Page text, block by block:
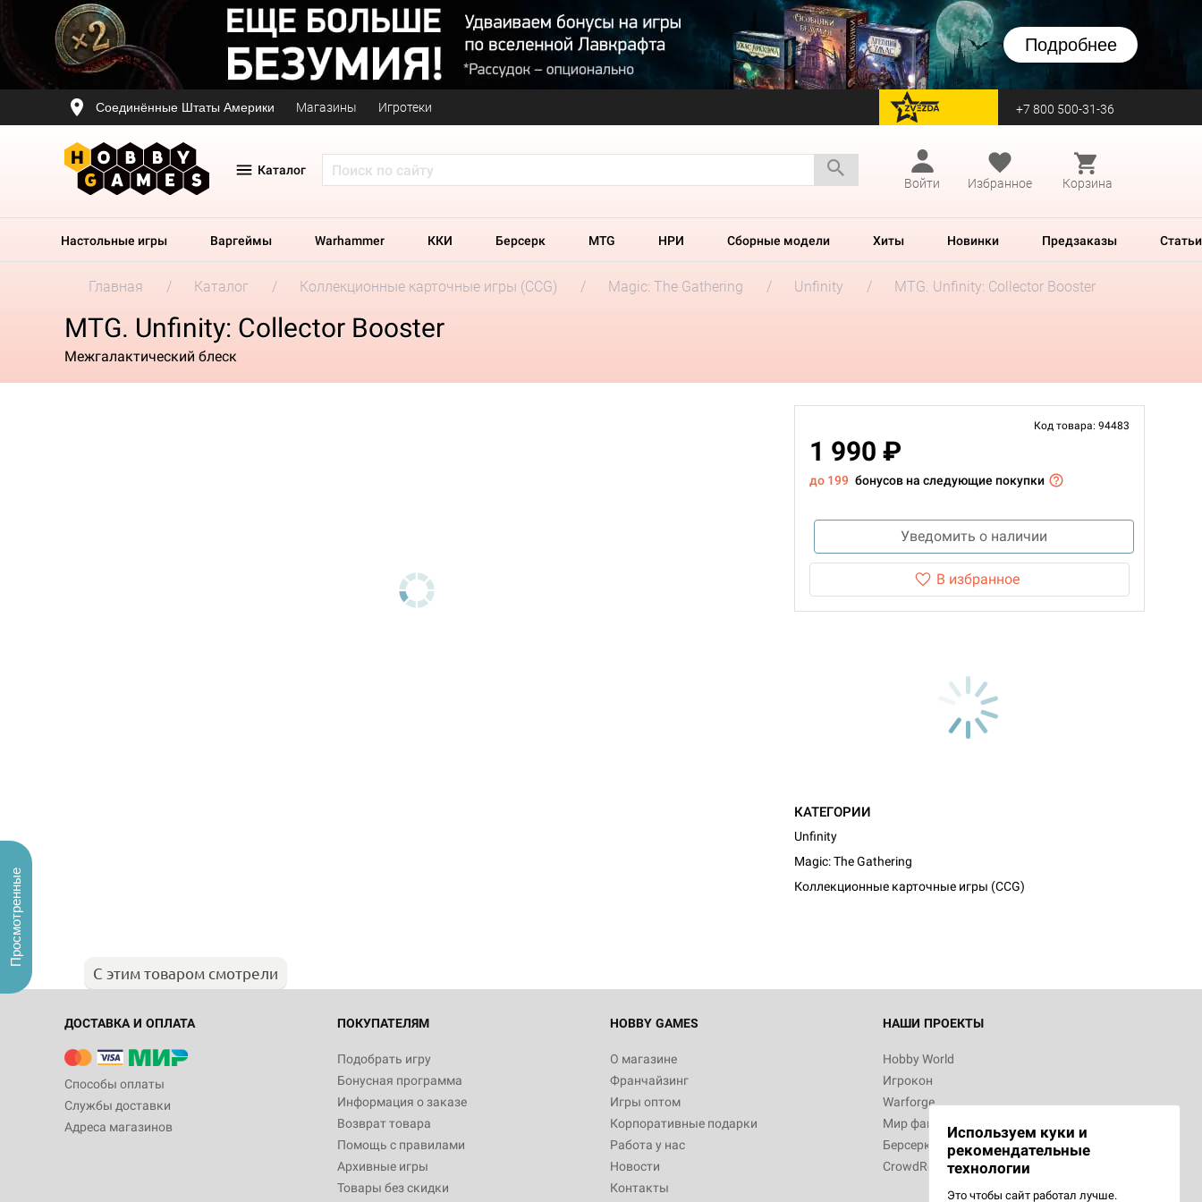
Подробнее
Соединённые Штаты Америки Магазины Игротеки перейти на Zvezda +7 800 500-31-36
Каталог
Войти
Избранное Корзина
Настольные игры Варгеймы Warhammer ККИ Берсерк MTG НРИ Сборные модели Хиты Новинки Предзаказы Статьи
Главная Каталог Коллекционные карточные игры (CCG) Magic: The Gathering Unfinity MTG. Unfinity: Collector Booster
MTG. Unfinity: Collector Booster
Межгалактический блеск
Код товара: 94483
1 990 ₽
до 199 бонусов на следующие покупки
Уведомить о наличии
В избранное
КАТЕГОРИИ
Unfinity
Magic: The Gathering
Коллекционные карточные игры (CCG)
С этим товаром смотрели
ДОСТАВКА И ОПЛАТА
Способы оплаты
Службы доставки
Адреса магазинов
ПОКУПАТЕЛЯМ
Подобрать игру
Бонусная программа
Информация о заказе
Возврат товара
Помощь с правилами
Архивные игры
Товары без скидки
HOBBY GAMES
О магазине
Франчайзинг
Игры оптом
Корпоративные подарки
Работа у нас
Новости
Контакты
НАШИ ПРОЕКТЫ
Hobby World
Игрокон
Warforge
Мир фантастики
Берсерк
CrowdRepublic
Используем куки и
рекомендательные
технологии
Это чтобы сайт работал лучше.
Просмотренные
Настольная игра Hobby World Монстры
Белая смерть
12 990
Настольная игра Hobby World Ужас
3 490